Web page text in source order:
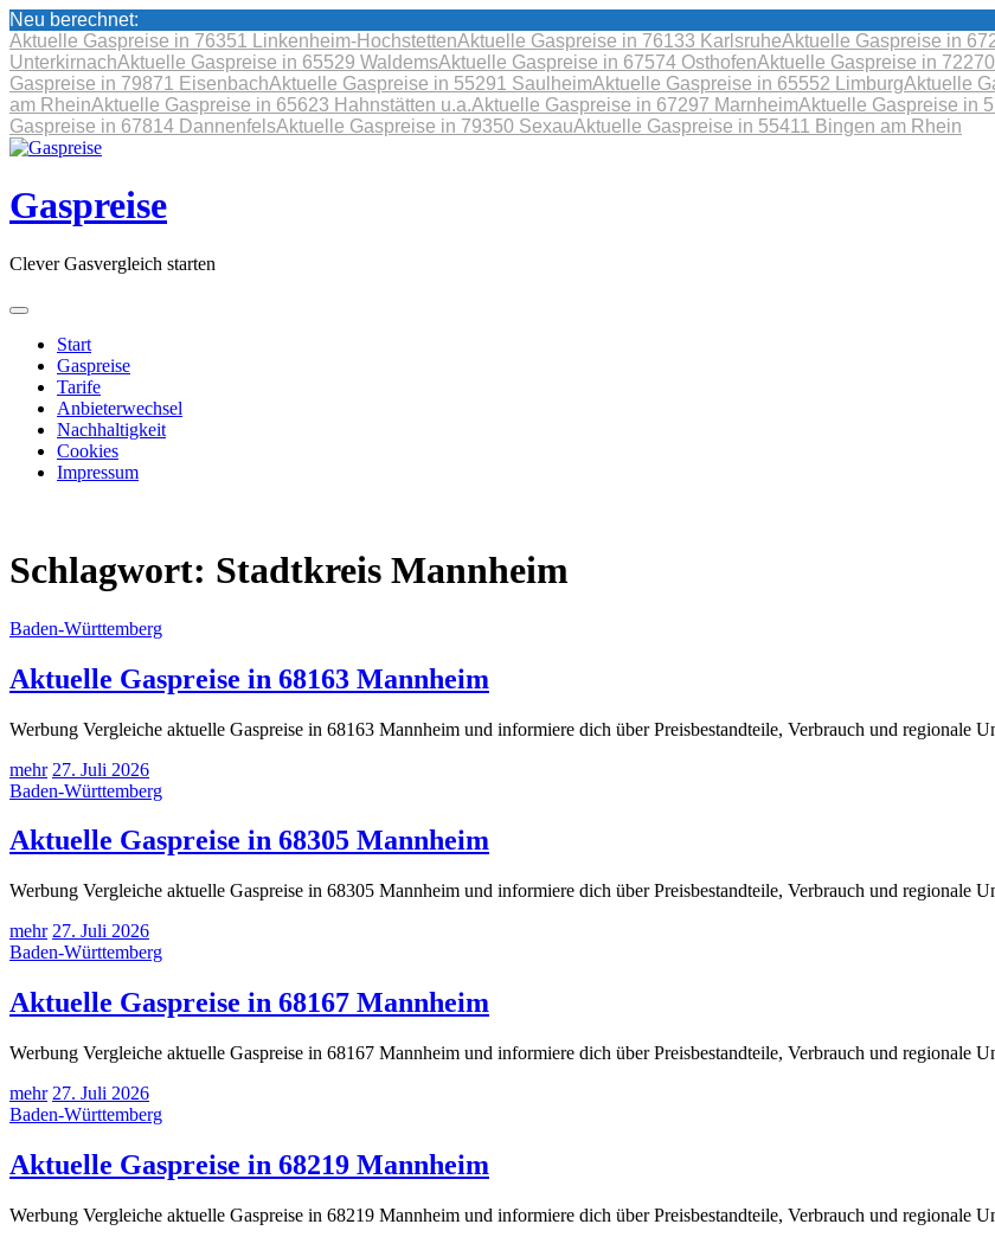
Neu berechnet:
Aktuelle Gaspreise in 76351 Linkenheim-HochstettenAktuelle Gaspreise in 76133 KarlsruheAktuelle Gaspreise in
UnterkirnachAktuelle Gaspreise in 65529 WaldemsAktuelle Gaspreise in 67574 OsthofenAktuelle Gaspreise in
Gaspreise in 79871 EisenbachAktuelle Gaspreise in 55291 SaulheimAktuelle Gaspreise in 65552 LimburgAktuelle
am RheinAktuelle Gaspreise in 65623 Hahnstätten u.a.Aktuelle Gaspreise in 67297 MarnheimAktuelle Gaspreise in
Gaspreise in 67814 DannenfelsAktuelle Gaspreise in 79350 SexauAktuelle Gaspreise in 55411 Bingen am Rhein
Skip
content
Gaspreise
Clever Gasvergleich starten
Start
Gaspreise
Tarife
Anbieterwechsel
Nachhaltigkeit
Cookies
Impressum
Schlagwort: Stadtkreis Mannheim
Baden-Württemberg
Aktuelle Gaspreise in 68163 Mannheim
Werbung Vergleiche aktuelle Gaspreise in 68163 Mannheim und informiere dich über Preisbestandteile, Verbrauch und
mehr 27. Juli 2026
Baden-Württemberg
Aktuelle Gaspreise in 68305 Mannheim
Werbung Vergleiche aktuelle Gaspreise in 68305 Mannheim und informiere dich über Preisbestandteile, Verbrauch und
mehr 27. Juli 2026
Baden-Württemberg
Aktuelle Gaspreise in 68167 Mannheim
Werbung Vergleiche aktuelle Gaspreise in 68167 Mannheim und informiere dich über Preisbestandteile, Verbrauch und
mehr 27. Juli 2026
Baden-Württemberg
Aktuelle Gaspreise in 68219 Mannheim
Werbung Vergleiche aktuelle Gaspreise in 68219 Mannheim und informiere dich über Preisbestandteile, Verbrauch und